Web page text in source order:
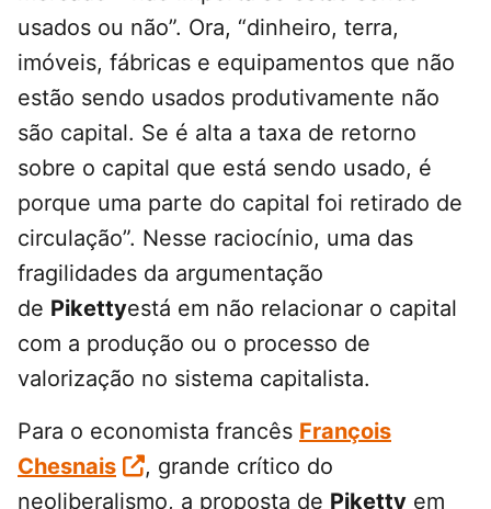
usados ou não”. Ora, “dinheiro, terra,
imóveis, fábricas e equipamentos que não
estão sendo usados produtivamente não
são capital. Se é alta a taxa de retorno
sobre o capital que está sendo usado, é
porque uma parte do capital foi retirado de
circulação”. Nesse raciocínio, uma das
fragilidades da argumentação
de Pikettyestá em não relacionar o capital
com a produção ou o processo de
valorização no sistema capitalista.
Para o economista francês François
Chesnais
, grande crítico do
neoliberalismo, a proposta de Piketty em